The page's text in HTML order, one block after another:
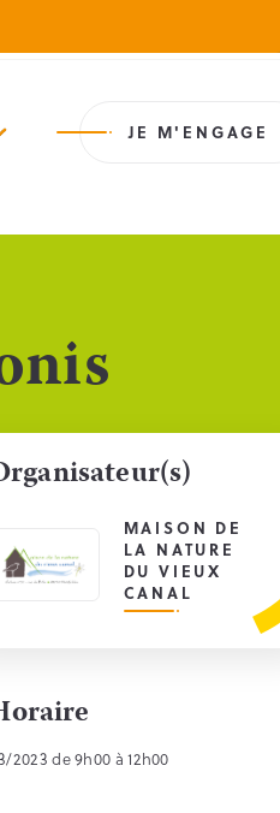
JE M'ENGAGE
MAISON DE
LA NATURE
DU VIEUX
CANAL
2023 de 9h00 à 12h00